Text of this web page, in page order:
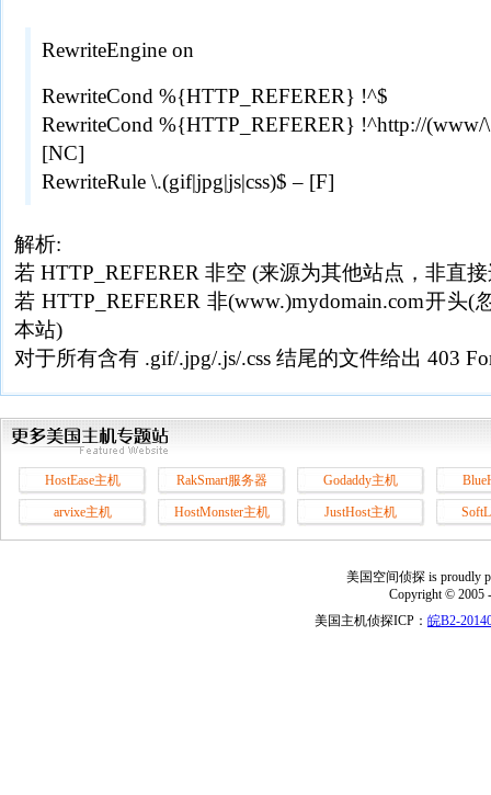
RewriteEngine on
RewriteCond %{HTTP_REFERER} !^$
RewriteCond %{HTTP_REFERER} !^http://(www/
[NC]
RewriteRule \.(gif|jpg|js|css)$ – [F]
解析:
若 HTTP_REFERER 非空 (来源为其他站点，非直
若 HTTP_REFERER 非(www.)mydomain.com开头
本站)
对于所有含有 .gif/.jpg/.js/.css 结尾的文件给出 403
HostEase主机 RakSmart服务器 Godaddy主机
arvixe主机 HostMonster主机 JustHost主机
美国空间侦探 is proudly
Copyright © 2005
美国主机侦探ICP： 皖B2-